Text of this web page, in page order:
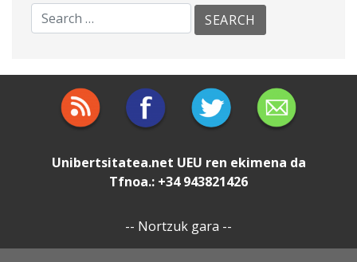
Unibertsitatea.net UEU ren ekimena da
Tfnoa.: +34 943821426
-- Nortzuk gara --